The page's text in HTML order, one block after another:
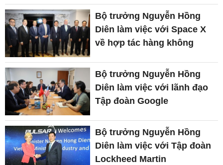
Bộ trưởng Nguyễn Hồng
Diên làm việc với Space X
về hợp tác hàng không
Bộ trưởng Nguyễn Hồng
Diên làm việc với lãnh đạo
Tập đoàn Google
Bộ trưởng Nguyễn Hồng
Diên làm việc với Tập đoàn
Lockheed Martin